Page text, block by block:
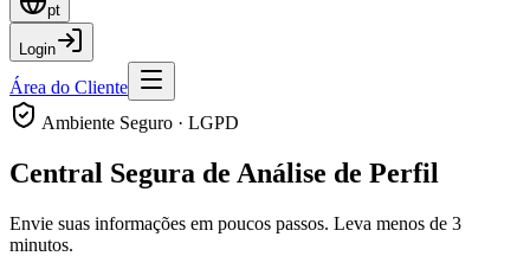
pt
Login
Área do Cliente
Ambiente Seguro · LGPD
Central Segura de Análise de Perfil
Envie suas informações em poucos passos. Leva menos de 3
minutos.